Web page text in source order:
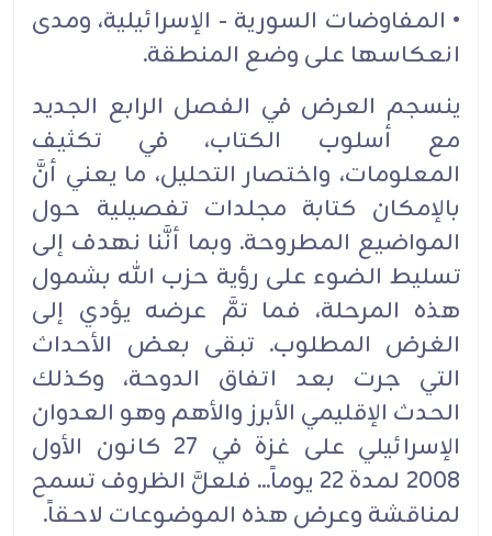
• المفاوضات السورية - الإسرائيلية، ومدى
انعكاسها على وضع المنطقة.
ينسجم العرض في الفصل الرابع الجديد
مع أسلوب الكتاب، في تكثيف
المعلومات، واختصار التحليل، ما يعني أنَّ
بالإمكان كتابة مجلدات تفصيلية حول
المواضيع المطروحة. وبما أنَّنا نهدف إلى
تسليط الضوء على رؤية حزب الله بشمول
هذه المرحلة، فما تمَّ عرضه يؤدي إلى
الغرض المطلوب. تبقى بعض الأحداث
التي جرت بعد اتفاق الدوحة، وكذلك
الحدث الإقليمي الأبرز والأهم وهو العدوان
الإسرائيلي على غزة في 27 كانون الأول
2008 لمدة 22 يوماً... فلعلَّ الظروف تسمح
لمناقشة وعرض هذه الموضوعات لاحقاً.